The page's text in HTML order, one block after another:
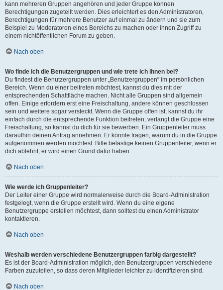
kann mehreren Gruppen angehören und jeder Gruppe können
Berechtigungen zugeteilt werden. Dies erleichtert es den Administratoren,
Berechtigungen für mehrere Benutzer auf einmal zu ändern und sie zum
Beispiel zu Moderatoren eines Bereichs zu machen oder ihnen Zugriff zu
einem nichtöffentlichen Forum zu geben.
Nach oben
Wo finde ich die Benutzergruppen und wie trete ich ihnen bei?
Du findest die Benutzergruppen unter „Benutzergruppen“ im persönlichen
Bereich. Wenn du einer beitreten möchtest, kannst du dies mit der
entsprechenden Schaltfläche machen. Nicht alle Gruppen sind allgemein
offen. Einige erfordern erst eine Freischaltung, andere können geschlossen
sein und weitere sogar versteckt. Wenn die Gruppe offen ist, kannst du ihr
einfach durch die entsprechende Funktion beitreten; verlangt die Gruppe eine
Freischaltung, so kannst du dich für sie bewerben. Ein Gruppenleiter muss
daraufhin deinen Antrag annehmen. Er könnte fragen, warum du in die Gruppe
aufgenommen werden möchtest. Bitte belästige keinen Gruppenleiter, wenn er
dich ablehnt, er wird einen Grund dafür haben.
Nach oben
Wie werde ich Gruppenleiter?
Der Leiter einer Gruppe wird normalerweise durch die Board-Administration
festgelegt, wenn die Gruppe erstellt wird. Wenn du eine eigene
Benutzergruppe erstellen möchtest, dann solltest du einen Administrator
kontaktieren.
Nach oben
Weshalb werden verschiedene Benutzergruppen farbig dargestellt?
Es ist der Board-Administration möglich, den Benutzergruppen verschiedene
Farben zuzuteilen, so dass deren Mitglieder leichter zu identifizieren sind.
Nach oben